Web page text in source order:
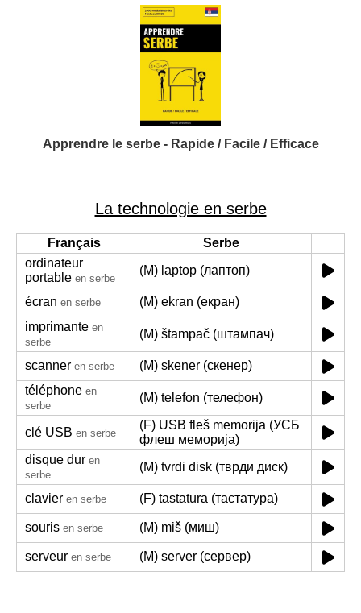
Apprendre le serbe - Rapide / Facile / Efficace
La technologie en serbe
Français
Serbe
ordinateur
portable en serbe
(M) laptop (лаптоп)
écran en serbe
(M) ekran (екран)
imprimante en
serbe
(M) štampač (штампач)
scanner en serbe
(M) skener (скенер)
téléphone en
serbe
(M) telefon (телефон)
clé USB en serbe
(F) USB fleš memorija (УСБ
флеш меморија)
disque dur en
serbe
(M) tvrdi disk (тврди диск)
clavier en serbe (F) tastatura (тастатура)
souris en serbe (M) miš (миш)
serveur en serbe (M) server (сервер)